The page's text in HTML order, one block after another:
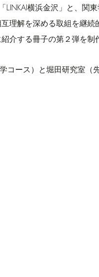
横浜金沢」と、関
理解を深める取組を継
介する冊子の第２弾を制
コース）と堀田研究室（